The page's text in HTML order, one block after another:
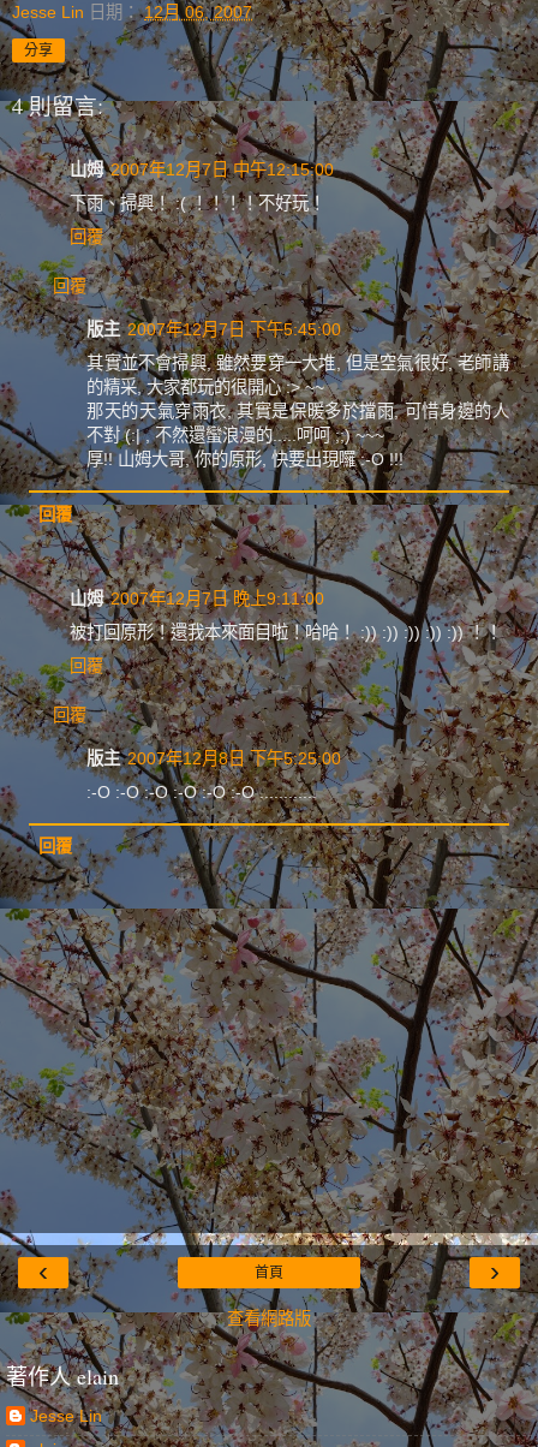
Jesse Lin 日期：12月 06, 2007
分享
4 則留言:
山姆 2007年12月7日 中午12:15:00
下雨、掃興！ :( ！！！！不好玩！
回覆
回覆
版主 2007年12月7日 下午5:45:00
其實並不會掃興, 雖然要穿一大堆, 但是空氣很好, 老師講
的精采, 大家都玩的很開心 :> ~~
那天的天氣穿雨衣, 其實是保暖多於擋雨, 可惜身邊的人
不對 (:| , 不然還蠻浪漫的.....呵呵 ;;) ~~~
厚!! 山姆大哥, 你的原形, 快要出現囉 :-O !!!
回覆
山姆 2007年12月7日 晚上9:11:00
被打回原形！還我本來面目啦！哈哈！ :)) :)) :)) :)) :)) ！！
回覆
回覆
版主 2007年12月8日 下午5:25:00
:-O :-O :-O :-O :-O :-O ............
回覆
‹ ›
首頁
查看網路版
著作人 elain
Jesse Lin